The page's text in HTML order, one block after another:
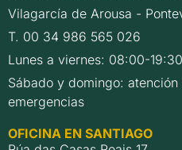
Vilagarcía de Arousa -
T. 00 34 986 565 026
Lunes a viernes: 08:00-19:30
Sábado y domingo:
emergencias
OFICINA EN SANTIAGO